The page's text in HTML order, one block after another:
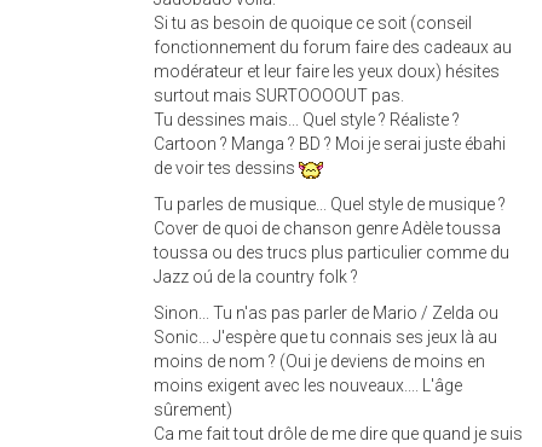
Si tu as besoin de quoique ce soit (conseil
fonctionnement du forum faire des cadeaux au
modérateur et leur faire les yeux doux) hésites
surtout mais SURTOOOOUT pas.
Tu dessines mais... Quel style ? Réaliste ?
Cartoon ? Manga ? BD ? Moi je serai juste ébahi
de voir tes dessins
Tu parles de musique... Quel style de musique ?
Cover de quoi de chanson genre Adèle toussa
toussa ou des trucs plus particulier comme du
Jazz oú de la country folk ?
Sinon... Tu n'as pas parler de Mario / Zelda ou
Sonic... J'espère que tu connais ses jeux là au
moins de nom ? (Oui je deviens de moins en
moins exigent avec les nouveaux.... L'âge
sûrement)
Ca me fait tout drôle de me dire que quand je suis